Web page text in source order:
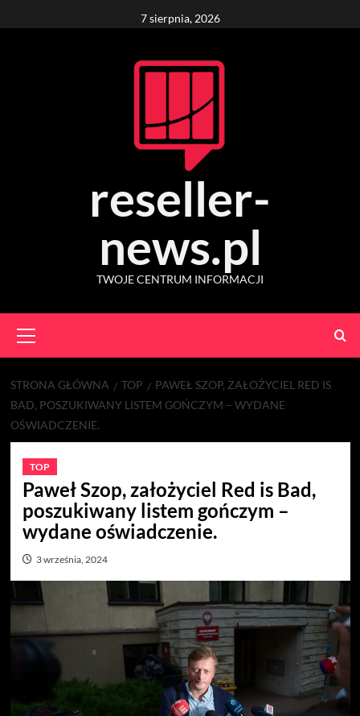
to
7 sierpnia, 2026
reseller-
news.pl
TWOJE CENTRUM INFORMACJI
Menu
STRONA GŁÓWNA TOP
PAWEŁ SZOP, ZAŁOŻYCIEL RED IS
BAD, POSZUKIWANY LISTEM GOŃCZYM – WYDANE
OŚWIADCZENIE.
TOP
Paweł Szop, założyciel Red is Bad,
poszukiwany listem gończym –
wydane oświadczenie.
3 września, 2024